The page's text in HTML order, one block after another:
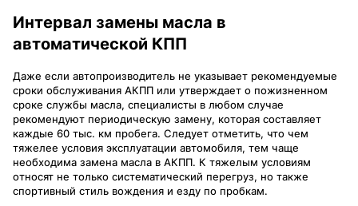
Интервал замены масла в
автоматической КПП
Даже если автопроизводитель не указывает рекомендуемые
сроки обслуживания АКПП или утверждает о пожизненном
сроке службы масла, специалисты в любом случае
рекомендуют периодическую замену, которая составляет
каждые 60 тыс. км пробега. Следует отметить, что чем
тяжелее условия эксплуатации автомобиля, тем чаще
необходима замена масла в АКПП. К тяжелым условиям
относят не только систематический перегруз, но также
спортивный стиль вождения и езду по пробкам.